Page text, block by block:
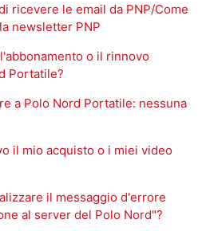
ricevere le email da PNP/Come
newsletter PNP
o il rinnovo
Portatile?
a Polo Nord Portatile: nessuna
il mio acquisto o i miei video
il messaggio d'errore
al server del Polo Nord"?